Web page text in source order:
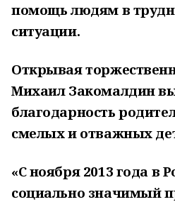
помощь людям в
ситуации.
Открывая
Михаил Закомалдин
благодарность
смелых и отважных
«С ноября 2013 года в
социально значимый